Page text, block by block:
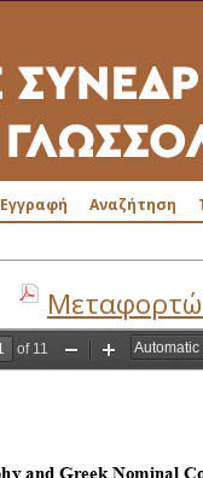
Εγγραφή Αναζήτηση